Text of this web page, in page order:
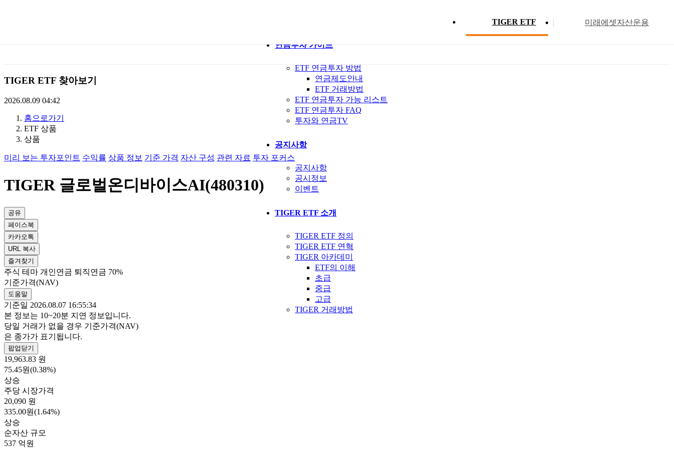
TIGER ETF 미래에셋자산운용
에
셋
TIGERETF
연금투자 가이드
ETF 연금투자 방법
연금제도안내
ETF 거래방법
ETF 연금투자 가능 리스트
ETF 연금투자 FAQ
투자와 연금TV
공지사항
공지사항
공시정보
이벤트
TIGER ETF 소개
TIGER ETF 정의
TIGER ETF 연혁
TIGER 아카데미
ETF의 이해
초급
중급
고급
TIGER 거래방법
ETF 분배금 현황
TIGER ETF 찾아보기
2026.08.09 04:42
홈으로가기
ETF 상품
상품
미리 보는 투자포인트 수익률 상품 정보 기준 가격 자산 구성 관련 자료 투자 포커스
TIGER 글로벌온디바이스AI(480310)
공유
페이스북
카카오톡
URL 복사
즐겨찾기
주식 테마 개인연금 퇴직연금 70%
기준가격(NAV)
도움말
기준일 2026.08.07 16:55:34
본 정보는 10~20분 지연 정보입니다.
당일 거래가 없을 경우 기준가격(NAV)
은 종가가 표기됩니다.
팝업닫기
19,963.83 원
75.45원(0.38%)
상승
주당 시장가격
20,090 원
335.00원(1.64%)
상승
순자산 규모
537 억원